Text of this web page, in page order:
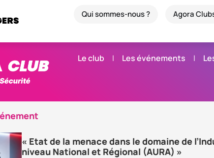
Qui sommes-nous ? Agora
Le club Les événements
« Etat de la menace dans le domaine de
niveau National et Régional (AURA) »